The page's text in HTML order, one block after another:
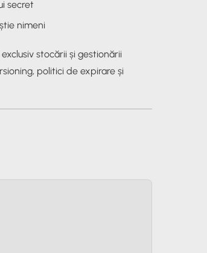
secret
nimeni
stocării și gestionării
politici de expirare și